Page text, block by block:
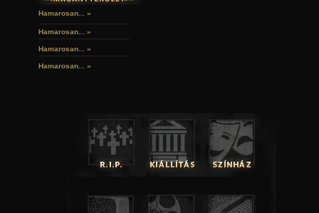
Hamarosan... »
Hamarosan... »
Hamarosan... »
Hamarosan... »